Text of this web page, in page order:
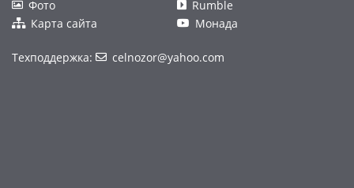
Фото
Карта сайта
Rumble
Монада
Техподдержка: celnozor@yahoo.com